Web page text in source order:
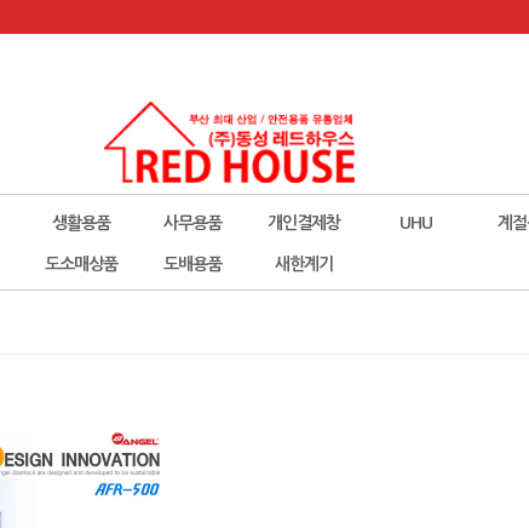
생활용품 사무용품 개인결제창 UHU
계
도소매상품 도배용품 새한계기